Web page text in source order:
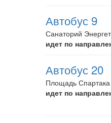
Автобус 9
Санаторий
идет по
Автобус 20
Площадь
идет по